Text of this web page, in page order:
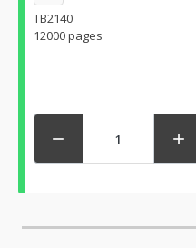
TB2140
12000 pages
 